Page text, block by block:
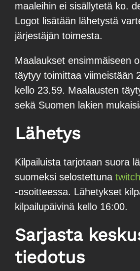
maaleihin ei sisällytetä ko.
Logot lisätään lähetystä
järjestäjän toimesta.
Maalaukset ensimmäiseen
täytyy toimittaa viimeistään
kello 23.59. Maalausten
sekä Suomen lakien
Lähetys
Kilpailuista tarjotaan suora
suomeksi selostettuna
-osoitteessa. Lähetykset
kilpailupäivinä kello 16:00.
Sarjasta
tiedotus